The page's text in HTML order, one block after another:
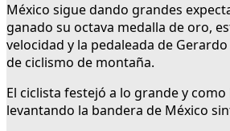
México sigue dando grandes
ganado su octava medalla de oro,
velocidad y la pedaleada de
de ciclismo de montaña.
El ciclista festejó a lo grande y
levantando la bandera de México